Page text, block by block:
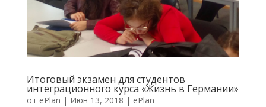
Итоговый экзамен для студентов
интеграционного курса «Жизнь в Германии»
от ePlan | Июн 13, 2018 | ePlan